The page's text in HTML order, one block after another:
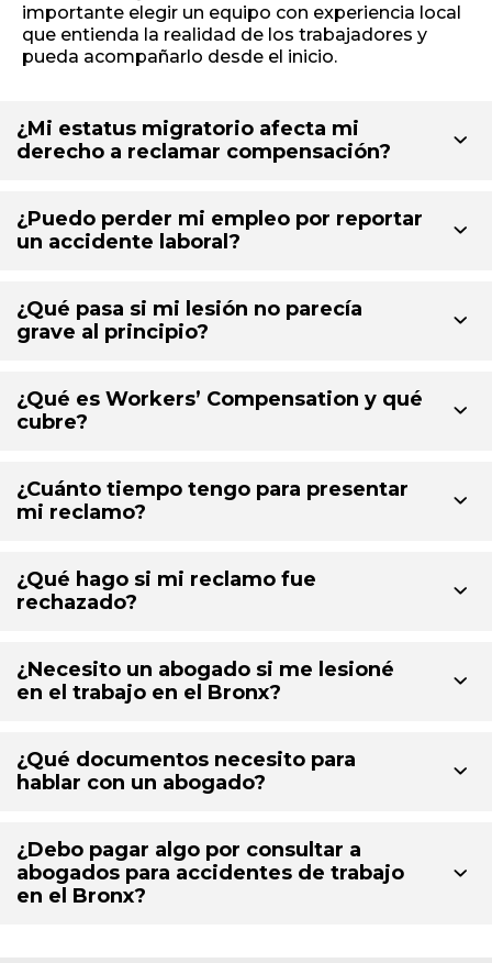
importante elegir un equipo con experiencia local
que entienda la realidad de los trabajadores y
pueda acompañarlo desde el inicio.
¿Mi estatus migratorio afecta mi
derecho a reclamar compensación?
¿Puedo perder mi empleo por reportar
un accidente laboral?
¿Qué pasa si mi lesión no parecía
grave al principio?
¿Qué es Workers’ Compensation y qué
cubre?
¿Cuánto tiempo tengo para presentar
mi reclamo?
¿Qué hago si mi reclamo fue
rechazado?
¿Necesito un abogado si me lesioné
en el trabajo en el Bronx?
¿Qué documentos necesito para
hablar con un abogado?
¿Debo pagar algo por consultar a
abogados para accidentes de trabajo
en el Bronx?